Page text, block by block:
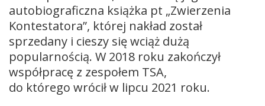
autobiograficzna książka pt „Zwierzenia
Kontestatora”, której nakład został
sprzedany i cieszy się wciąż dużą
popularnością. W 2018 roku zakończył
współpracę z zespołem TSA,
do którego wrócił w lipcu 2021 roku.